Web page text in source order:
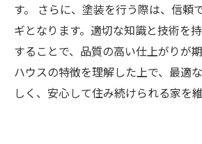
す。 さらに、塗装を行う際は、信頼
ギとなります。適切な知識と技術を
することで、品質の高い仕上がりが
ハウスの特徴を理解した上で、最適
しく、安心して住み続けられる家を